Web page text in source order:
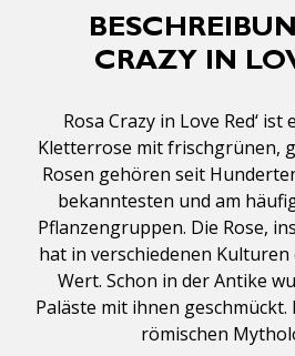
CRAZY IN
Rosa Crazy in Love Red‘
Kletterrose mit frischgrünen,
Rosen gehören seit
bekanntesten und am
Pflanzengruppen. Die Rose,
hat in verschiedenen
Wert. Schon in der Antike
Paläste mit ihnen
römischen